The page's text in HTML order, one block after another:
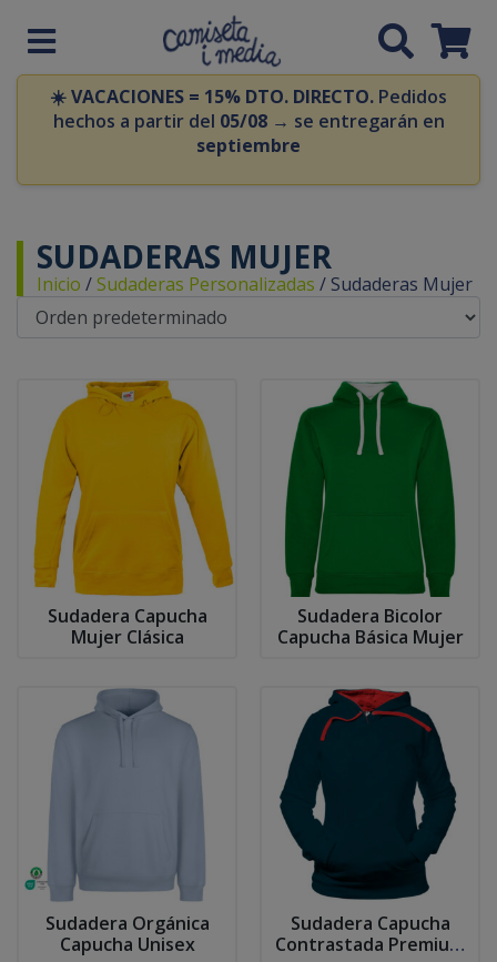
☀️VACACIONES = 15% DTO. DIRECTO. Pedidos
hechos a partir del 05/08→ se entregarán en
septiembre
SUDADERAS MUJER
Inicio /Sudaderas Personalizadas / Sudaderas Mujer
Sudadera Capucha
Mujer Clásica
Sudadera Bicolor
Capucha Básica Mujer
Sudadera Orgánica
Capucha Unisex
Sudadera Capucha
Contrastada Premium